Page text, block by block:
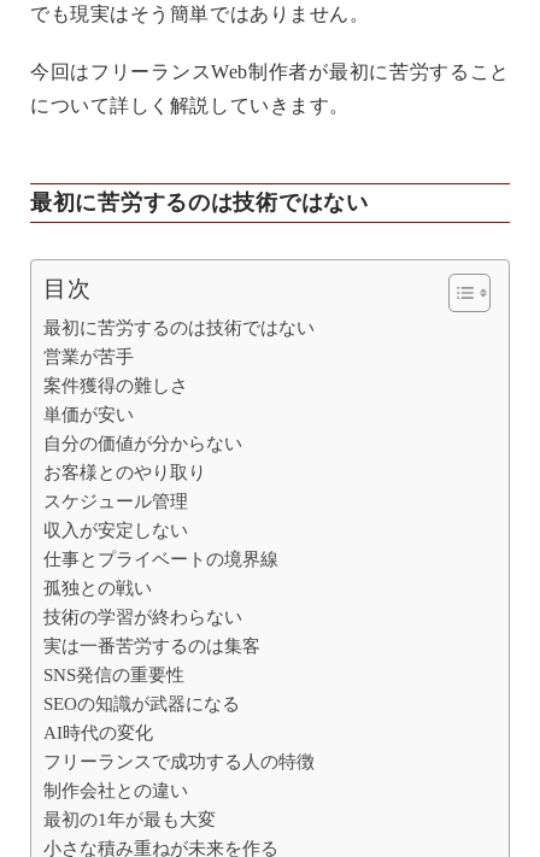
でも現実はそう簡単ではありません。
今回はフリーランスWeb制作者が最初に苦労すること
について詳しく解説していきます。
最初に苦労するのは技術ではない
目次
最初に苦労するのは技術ではない
営業が苦手
案件獲得の難しさ
単価が安い
自分の価値が分からない
お客様とのやり取り
スケジュール管理
収入が安定しない
仕事とプライベートの境界線
孤独との戦い
技術の学習が終わらない
実は一番苦労するのは集客
SNS発信の重要性
SEOの知識が武器になる
AI時代の変化
フリーランスで成功する人の特徴
制作会社との違い
最初の1年が最も大変
小さな積み重ねが未来を作る